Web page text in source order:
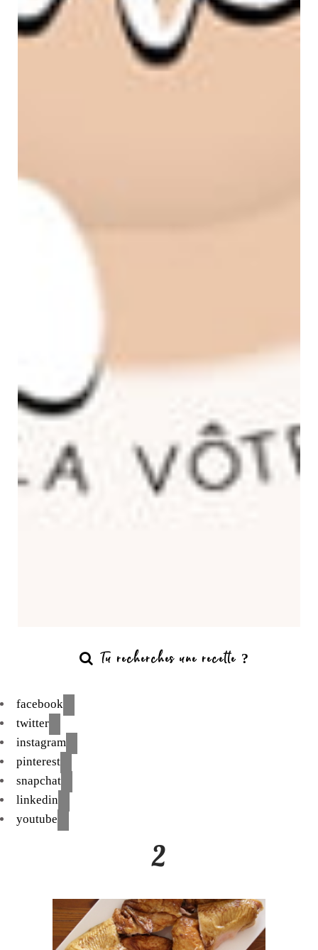
facebook
twitter
instagram
pinterest
snapchat
linkedin
youtube
2